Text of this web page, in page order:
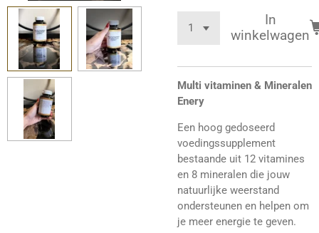
In
winkelwagen
Multi vitaminen & Mineralen
Enery
Een hoog gedoseerd
voedingssupplement
bestaande uit 12 vitamines
en 8 mineralen die jouw
natuurlijke weerstand
ondersteunen en helpen om
je meer energie te geven.